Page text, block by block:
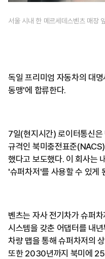
서울 시내 한 메르세데스벤츠 매장
독일 프리미엄 자동차의 대
동맹'에 합류한다.
7일(현지시간) 로이터통신
규격인 북미충전표준
했다고 보도했다. 이 회사는
'슈퍼차저'를 사용할 수 있게
벤츠는 자사 전기차가 슈퍼
시스템을 갖춘 어댑터를 내
차량 맵을 통해 슈퍼차저의
또한 2030년까지 북미에